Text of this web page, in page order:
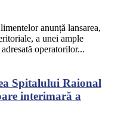
anunță lansarea,
a unei ample
operatorilor...
Spitalului Raional
interimară a